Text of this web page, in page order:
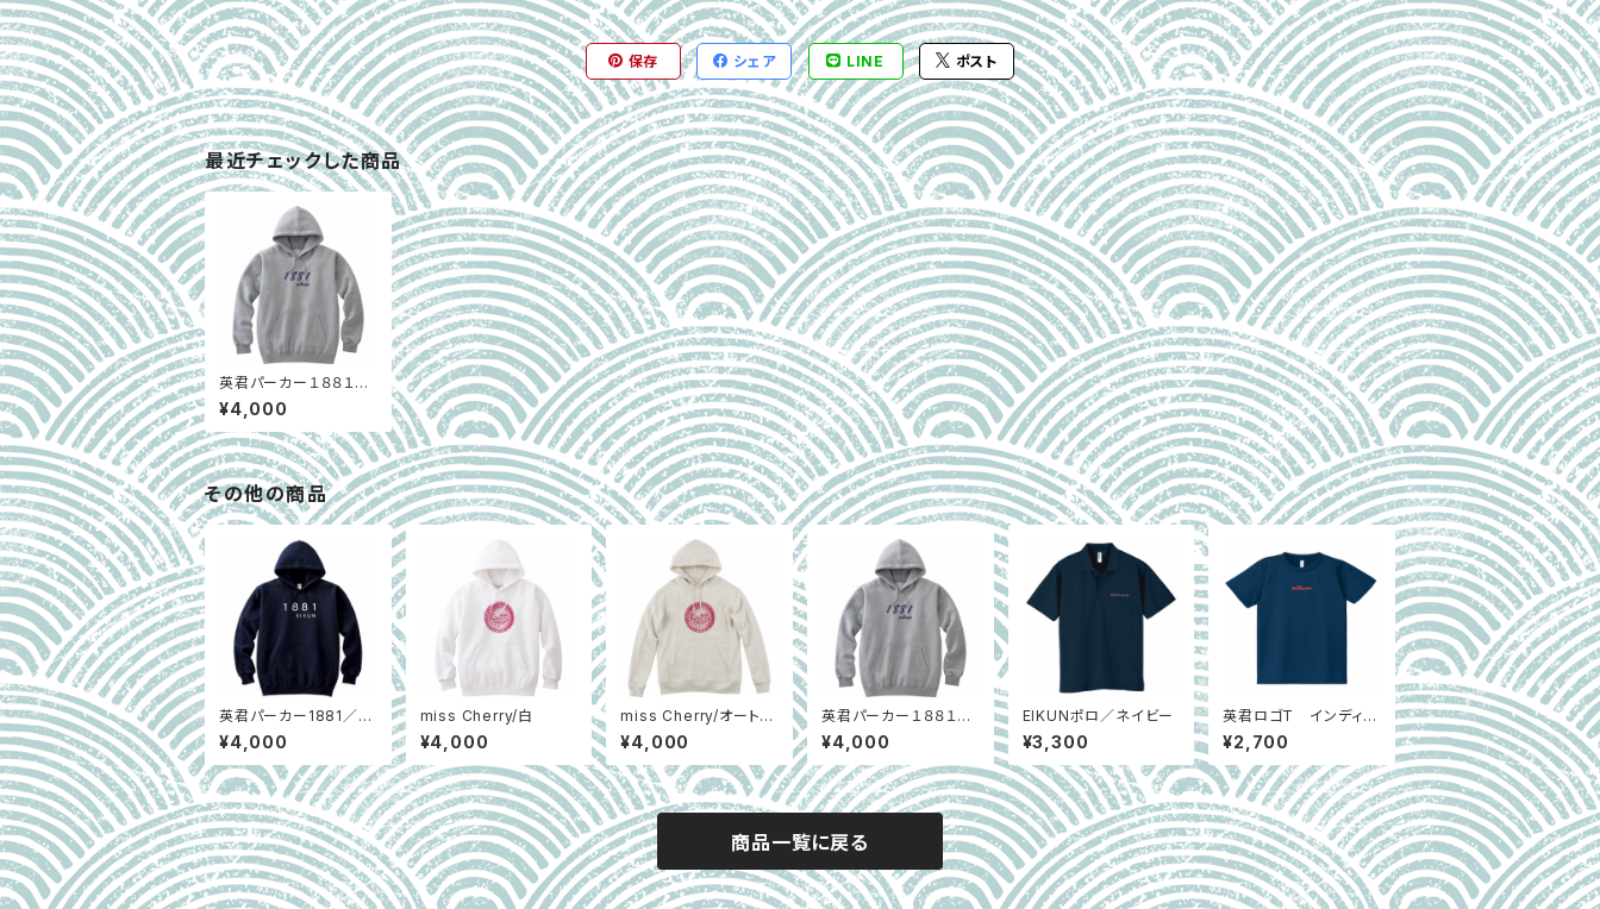
保存 シェア LINE ポスト
最近チェックした商品
英君パーカー１８８１／
グレー
¥4,000
その他の商品
英君パーカー1881／ネ
イビー
¥4,000
miss Cherry/白
¥4,000
miss Cherry/オートミ
ール
¥4,000
英君パーカー１８８１／
グレー
¥4,000
EIKUNポロ／ネイビー
¥3,300
英君ロゴT インディゴ
ブルー
¥2,700
商品一覧に戻る